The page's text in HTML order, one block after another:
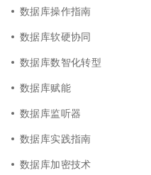
数据库操作指南
数据库软硬协同
数据库数智化转型
数据库赋能
数据库监听器
数据库实践指南
数据库加密技术